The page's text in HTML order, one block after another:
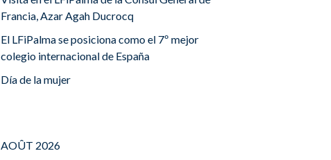
Francia, Azar Agah Ducrocq
El LFiPalma se posiciona como el 7º mejor
colegio internacional de España
Día de la mujer
AOÛT 2026